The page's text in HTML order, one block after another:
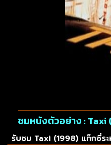
ชมหนังตัวอย่าง : Taxi
รับชม Taxi (1998) แท็กซี่ระ